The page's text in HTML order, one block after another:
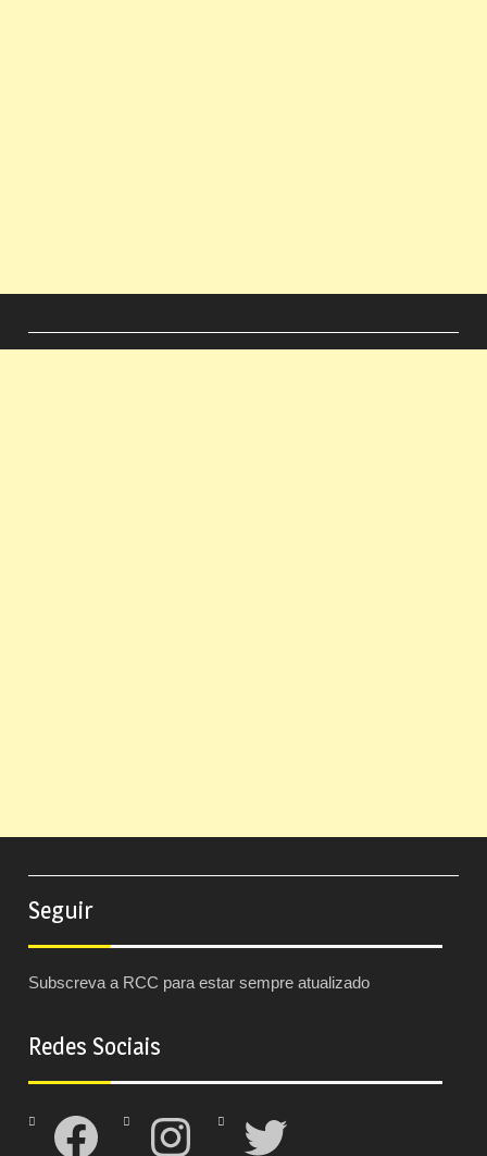
Seguir
Subscreva a RCC para estar sempre atualizado
Redes Sociais
Facebook Instagram Twitter